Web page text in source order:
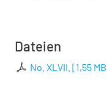
Dateien
No. XLVII. [1,55 MB